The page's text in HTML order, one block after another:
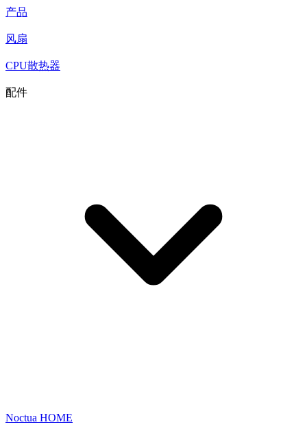
产品
风扇
CPU散热器
配件
Noctua HOME